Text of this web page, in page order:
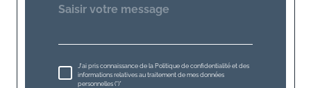
J'ai pris connaissance de la Politique de confidentialité et des
informations relatives au traitement de mes données
personnelles (*)*